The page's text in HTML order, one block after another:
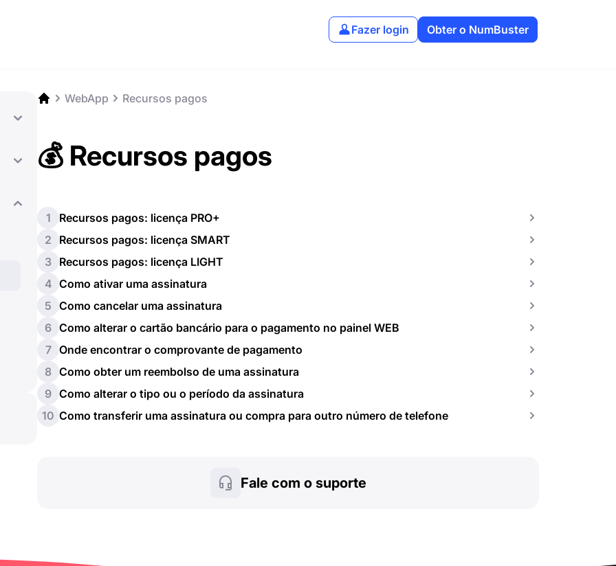
Fazer login Obter o NumBuster
WebApp Recursos pagos
💰 Recursos pagos
1
Recursos pagos: licença PRO+
2
Recursos pagos: licença SMART
3 Recursos pagos: licença LIGHT
4 Como ativar uma assinatura
5 Como cancelar uma assinatura
6 Como alterar o cartão bancário para o pagamento no painel WEB
7 Onde encontrar o comprovante de pagamento
8 Como obter um reembolso de uma assinatura
9 Como alterar o tipo ou o período da assinatura
10 Como transferir uma assinatura ou compra para outro número de telefone
Fale com o suporte